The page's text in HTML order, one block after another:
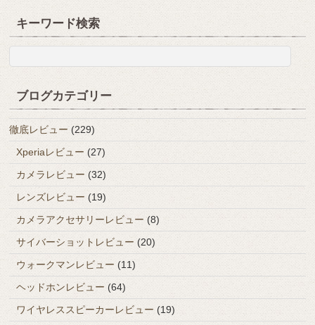
キーワード検索
ブログカテゴリー
徹底レビュー (229)
Xperiaレビュー (27)
カメラレビュー (32)
レンズレビュー (19)
カメラアクセサリーレビュー (8)
サイバーショットレビュー (20)
ウォークマンレビュー (11)
ヘッドホンレビュー (64)
ワイヤレススピーカーレビュー (19)